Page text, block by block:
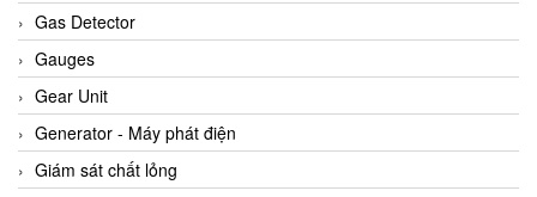
ARCA Regler
Arcos Hydraulik
Ardetem-Sfere-Vietnam
Argal
AS ENERGI
Gas Detector
Gauges
Gear Unit
Generator - Máy phát điện
Giám sát chất lỏng